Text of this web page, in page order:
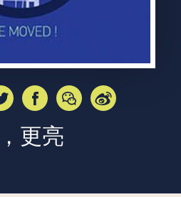
更亮